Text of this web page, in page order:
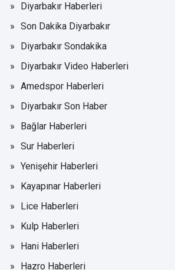
Diyarbakır Haberleri
Son Dakika Diyarbakır
Diyarbakır Sondakika
Diyarbakır Video Haberleri
Amedspor Haberleri
Diyarbakır Son Haber
Bağlar Haberleri
Sur Haberleri
Yenişehir Haberleri
Kayapınar Haberleri
Lice Haberleri
Kulp Haberleri
Hani Haberleri
Hazro Haberleri